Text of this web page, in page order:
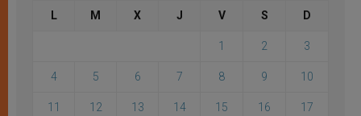
L M X J V S D
1 2 3
4 5 6 7 8 9 10
11 12 13 14 15 16 17